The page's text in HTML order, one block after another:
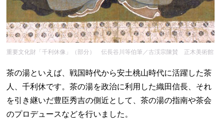
重要文化財「千利休像」（部分） 伝長谷川等伯筆／古渓宗陳賛 正木美術館
茶の湯といえば、戦国時代から安土桃山時代に活躍した茶
人、千利休です。茶の湯を政治に利用した織田信長、それ
を引き継いだ豊臣秀吉の側近として、茶の湯の指南や茶会
のプロデュースなどを行いました。